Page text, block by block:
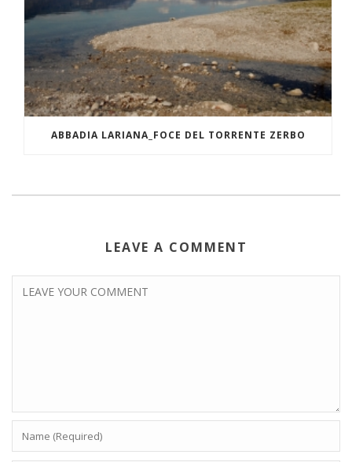
ABBADIA LARIANA_FOCE DEL TORRENTE ZERBO
LEAVE A COMMENT